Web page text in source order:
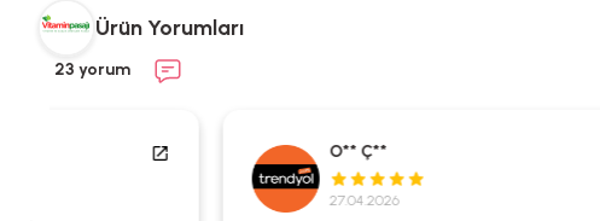
Ürün Yorumları
23 yorum